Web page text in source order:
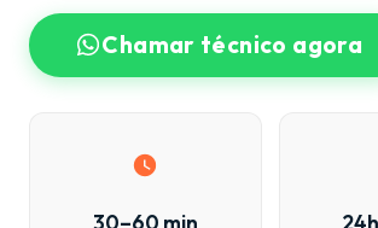
Chamar técnico agora
30–60 min